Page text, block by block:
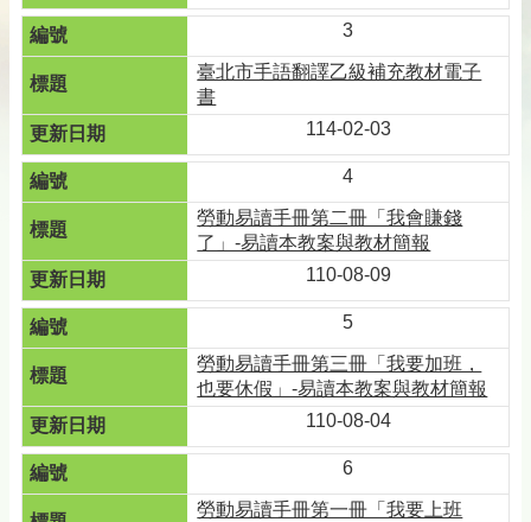
3
臺北市手語翻譯乙級補充教材電子
書
114-02-03
4
勞動易讀手冊第二冊「我會賺錢
了」-易讀本教案與教材簡報
110-08-09
5
勞動易讀手冊第三冊「我要加班，
也要休假」-易讀本教案與教材簡報
110-08-04
6
勞動易讀手冊第一冊「我要上班